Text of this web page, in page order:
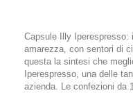
Capsule Illy Iperespresso:
amarezza, con sentori di
questa la sintesi che
Iperespresso, una delle
azienda. Le confezioni da